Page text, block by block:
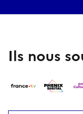
Ils nous